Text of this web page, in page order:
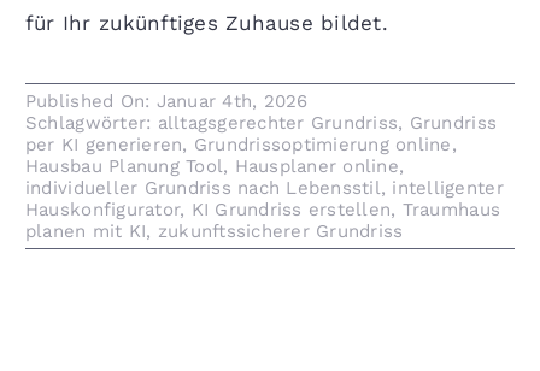
für Ihr zukünftiges Zuhause bildet.
Published On: Januar 4th, 2026
Schlagwörter: alltagsgerechter Grundriss, Grundriss
per KI generieren, Grundrissoptimierung online,
Hausbau Planung Tool, Hausplaner online,
individueller Grundriss nach Lebensstil, intelligenter
Hauskonfigurator, KI Grundriss erstellen, Traumhaus
planen mit KI, zukunftssicherer Grundriss